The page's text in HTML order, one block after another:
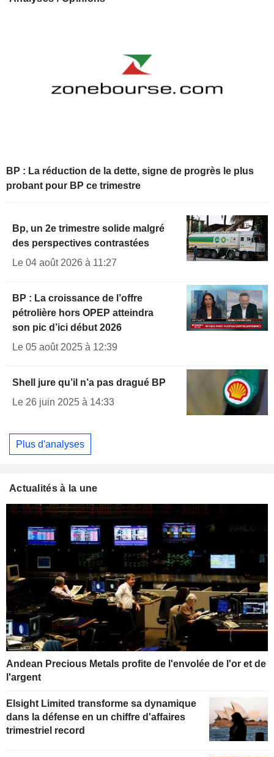
BP : La réduction de la dette, signe de progrès le plus
probant pour BP ce trimestre
Bp, un 2e trimestre solide malgré
des perspectives contrastées
Le 04 août 2026 à 11:27
BP : La croissance de l’offre
pétrolière hors OPEP atteindra
son pic d’ici début 2026
Le 05 août 2025 à 12:39
Shell jure qu’il n’a pas dragué BP
Le 26 juin 2025 à 14:33
Plus d'analyses
Actualités à la une
Andean Precious Metals profite de l'envolée de l'or et de
l'argent
Elsight Limited transforme sa dynamique
dans la défense en un chiffre d'affaires
trimestriel record